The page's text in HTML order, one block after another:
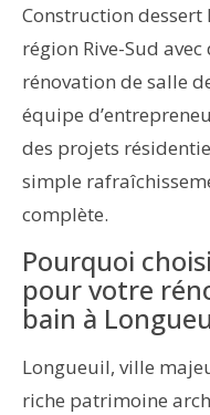
Construction dessert
région Rive-Sud
rénovation de salle
équipe
des projets
simple
complète.
Pourquoi
pour votre
bain à
Longueuil, ville
riche patrimoine